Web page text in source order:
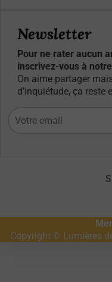
Newsletter
Pour ne rater aucun
inscrivez-vous à
On aime partager
d’inquiétude, ça reste
Copyright © Lumières